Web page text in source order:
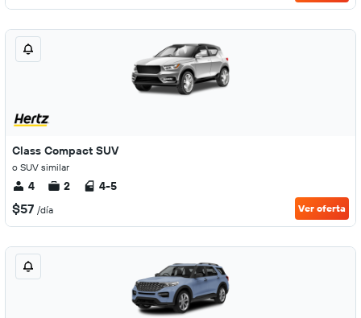
Class Compact SUV
o SUV similar
4 2 4-5
$57 /día Ver oferta